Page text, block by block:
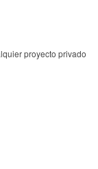
proyecto privado